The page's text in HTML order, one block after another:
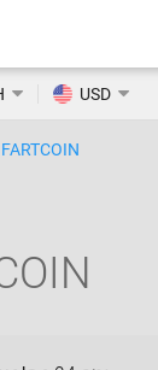
1,469 USD